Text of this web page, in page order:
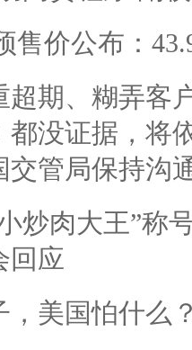
售价公布：
超期、糊弄客
都没证据，将
交管局保持沟
炒肉大王”称
回应
，美国怕什么